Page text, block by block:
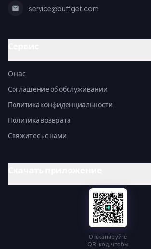
service@buffget.com
О нас
Соглашение об обслуживании
Политика конфиденциальности
Политика возврата
Свяжитесь с нами
Отсканируйте
QR-код, чтобы